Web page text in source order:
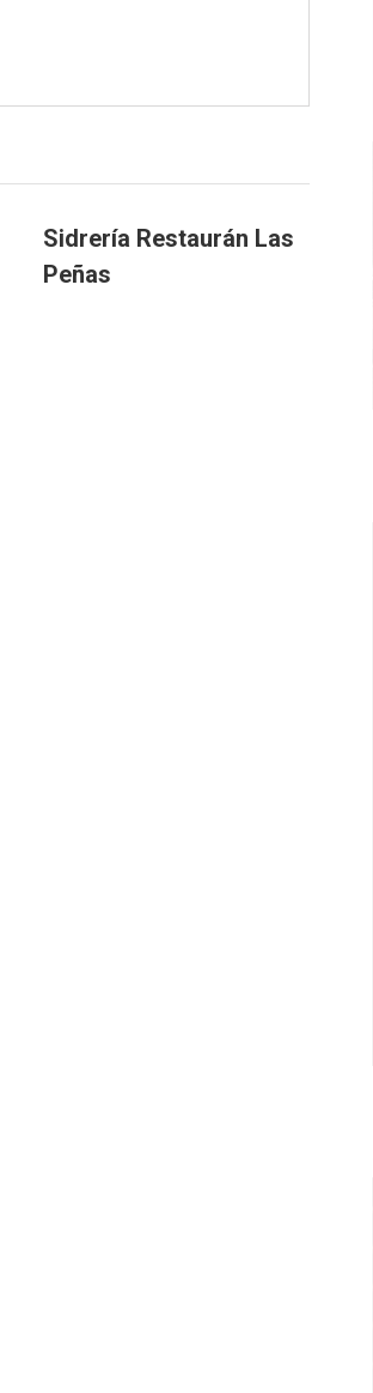
Sidrería Restaurán Las
Peñas